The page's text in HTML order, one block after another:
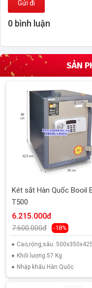
Gửi đi
0 bình luận
SẢN
Két sắt Hàn Quốc Booil
T500
6.215.000đ
7.600.000đ -18%
Cao,rộng,sâu:
Khối lượng:57 Kg
Nhập khẩu Hàn Quốc